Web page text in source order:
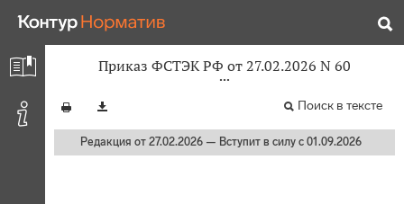
Приказ ФСТЭК РФ от 27.02.2026 N 60
Поиск в тексте
Редакция от 27.02.2026 — Вступит в силу с 01.09.2026